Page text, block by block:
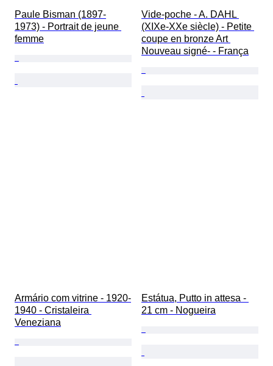
Paule Bisman (1897-
1973) - Portrait de jeune
femme
Vide-poche - A. DAHL
(XIXe-XXe siècle) - Petite
coupe en bronze Art
Nouveau signé- - França
Armário com vitrine - 1920-
1940 - Cristaleira
Veneziana
Estátua, Putto in attesa -
21 cm - Nogueira